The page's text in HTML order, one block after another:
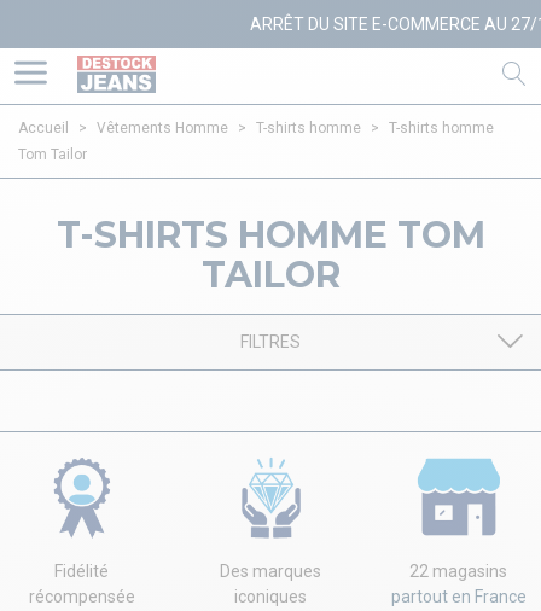
ARRÊT DU SITE E-COMMERCE AU 27/
Accueil > Vêtements Homme > T-shirts homme >
T-shirts homme
Tom Tailor
T-SHIRTS HOMME TOM
TAILOR
FILTRES
Fidélité
récompensée
Des marques
iconiques
22 magasins
partout en France